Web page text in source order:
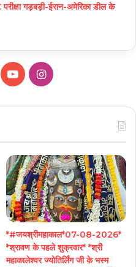
गड़बड़ी-ईरान-अमेरिका डील के
YouTubeInstagram
*#जयश्रीमहाकाल*07-08-2026*
*श्रावण के पहले शुक्रवार* *श्री
महाकालेश्वर ज्योतिर्लिंग जी के भस्म